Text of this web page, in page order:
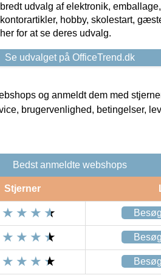
bredt udvalg af elektronik,
kontorartikler, hobby, skolestart,
her for at se deres udvalg.
Se udvalget på OfficeTrend.dk
og anmeldt dem med
brugervenlighed, betingelser,
Bedst anmeldte webshops
Stjerner